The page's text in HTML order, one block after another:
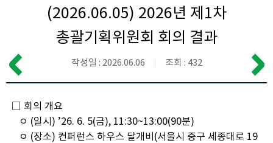
(2026.06.05) 2026년 제1차
총괄기획위원회 회의 결과
작성일 : 2026.06.06 조회 : 432
□ 회의 개요
ㅇ (일시) ’26. 6. 5(금), 11:30~13:00(90분)
ㅇ (장소) 컨퍼런스 하우스 달개비(서울시 중구 세종대로 19